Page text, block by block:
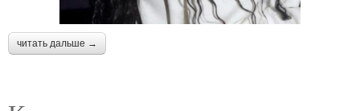
читать дальше →